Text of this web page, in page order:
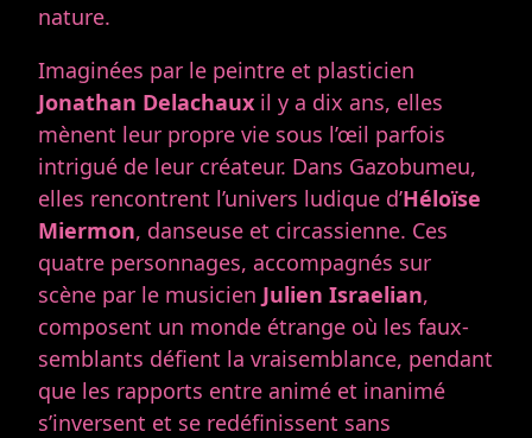
nature.
Imaginées par le peintre et plasticien
Jonathan Delachaux il y a dix ans, elles
mènent leur propre vie sous l’œil parfois
intrigué de leur créateur. Dans Gazobumeu,
elles rencontrent l’univers ludique d’Héloïse
Miermon, danseuse et circassienne. Ces
quatre personnages, accompagnés sur
scène par le musicien Julien Israelian,
composent un monde étrange où les faux-
semblants défient la vraisemblance, pendant
que les rapports entre animé et inanimé
s’inversent et se redéfinissent sans